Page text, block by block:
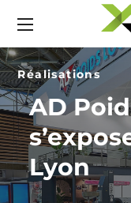
Réalisations
AD
Lyon